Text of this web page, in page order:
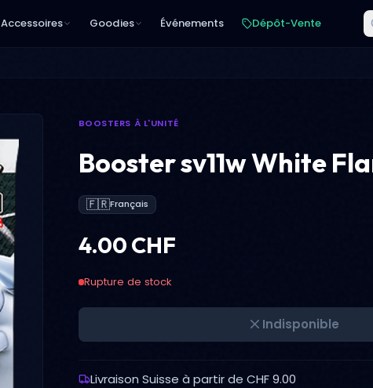
Accessoires Goodies Événements Dépôt-Vente
BOOSTERS À L'UNITÉ
Booster sv11w White
🇫🇷Français
4.00 CHF
Rupture de stock
Indisponible
Livraison Suisse à partir de CHF 9.00